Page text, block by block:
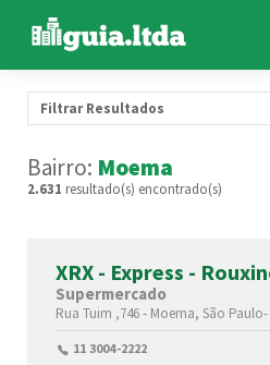
Filtrar Resultados
Bairro: Moema
2.631 resultado(s) encontrado(s)
XRX - Express -
Supermercado
Rua Tuim ,746 - Moema, São Paulo-
11 3004-2222